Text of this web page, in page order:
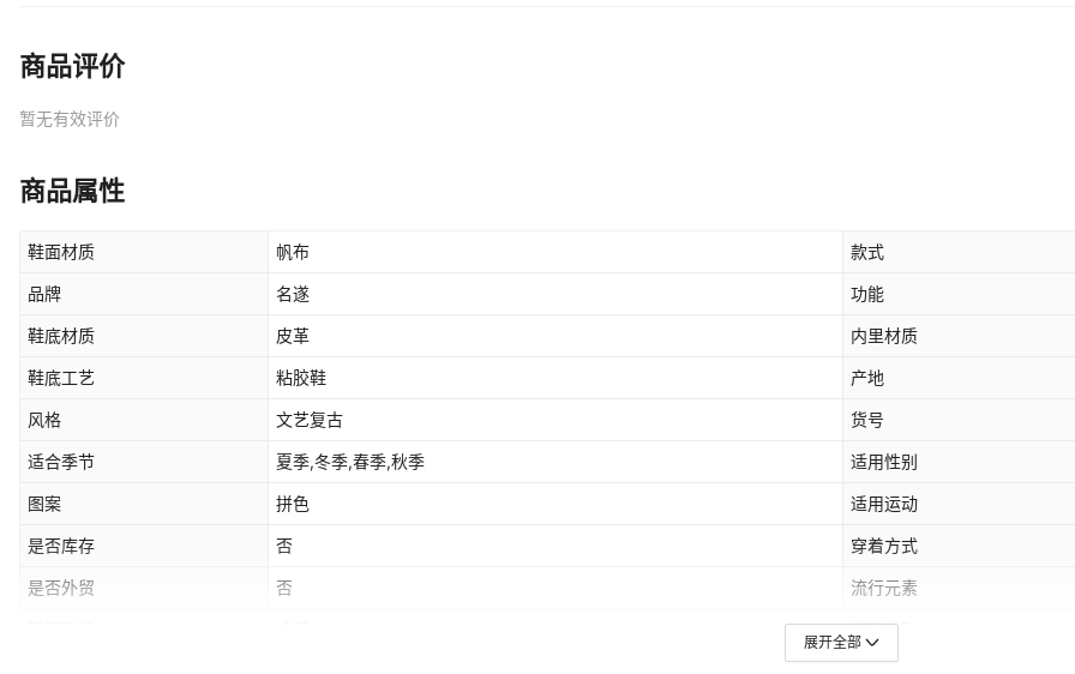
商品评价
暂无有效评价
商品属性
鞋面材质 帆布 款式
品牌 名遂 功能
鞋底材质 皮革 内里材质
鞋底工艺 粘胶鞋 产地
风格 文艺复古 货号
适合季节 夏季,冬季,春季,秋季 适用性别
图案 拼色 适用运动
是否库存 否 穿着方式
是否外贸 否 流行元素
货源类别
展开全部